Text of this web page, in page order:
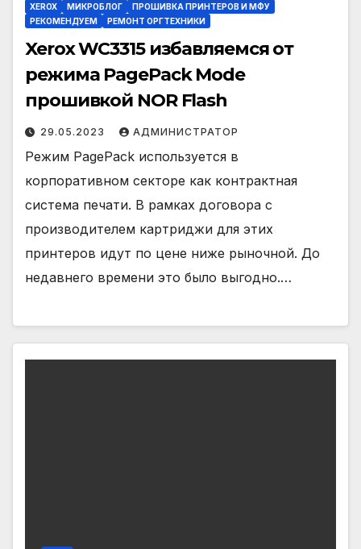
XEROX МИКРОБЛОГ
ПРОШИВКА ПРИНТЕРОВ И МФУ
РЕКОМЕНДУЕМ
РЕМОНТ ОРГТЕХНИКИ
Xerox WC3315 избавляемся от
режима PagePack Mode
прошивкой NOR Flash
29.05.2023 АДМИНИСТРАТОР
Режим PagePack используется в
корпоративном секторе как контрактная
система печати. В рамках договора с
производителем картриджи для этих
принтеров идут по цене ниже рыночной. До
недавнего времени это было выгодно.…